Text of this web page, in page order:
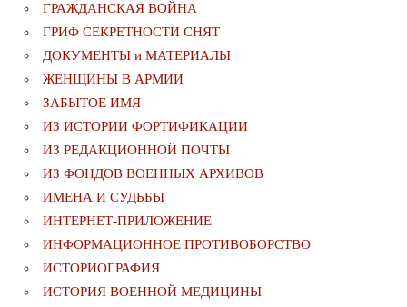
ГРАЖДАНСКАЯ ВОЙНА
ГРИФ СЕКРЕТНОСТИ СНЯТ
ДОКУМЕНТЫ и МАТЕРИАЛЫ
ЖЕНЩИНЫ В АРМИИ
ЗАБЫТОЕ ИМЯ
ИЗ ИСТОРИИ ФОРТИФИКАЦИИ
ИЗ РЕДАКЦИОННОЙ ПОЧТЫ
ИЗ ФОНДОВ ВОЕННЫХ АРХИВОВ
ИМЕНА И СУДЬБЫ
ИНТЕРНЕТ-ПРИЛОЖЕНИЕ
ИНФОРМАЦИОННОЕ ПРОТИВОБОРСТВО
ИСТОРИОГРАФИЯ
ИСТОРИЯ ВОЕННОЙ МЕДИЦИНЫ